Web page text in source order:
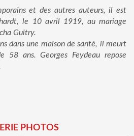
et des autres auteurs, il est
le 10 avril 1919, au mariage
Guitry.
dans une maison de santé, il meurt
ans. Georges Feydeau repose
PHOTOS